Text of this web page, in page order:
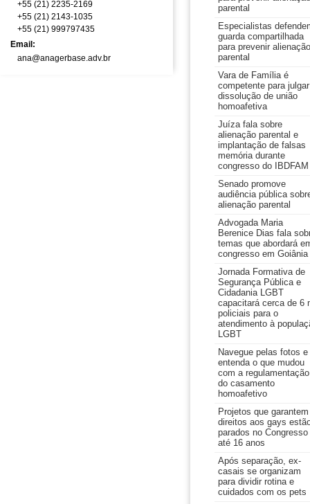
+55 (21) 2235-2169
+55 (21) 2143-1035
+55 (21) 999797435
Email:
ana@anagerbase.adv.br
parental
Especialistas
guarda compartilhada
para prevenir alienação
parental
Vara de Família é
competente para julgar
dissolução de união
homoafetiva
Juíza fala sobre
alienação parental e
implantação de falsas
memória durante
congresso do IBDFAM
Senado promove
audiência pública
alienação parental
Advogada Maria
Berenice Dias fala
temas que abordará
congresso em Goiânia
Jornada Formativa de
Segurança Pública e
Cidadania LGBT
capacitará cerca de 6
policiais para o
atendimento à
LGBT
Navegue pelas fotos e
entenda o que mudou
com a regulamentação
do casamento
homoafetivo
Projetos que garantem
direitos aos gays
parados no Congresso
até 16 anos
Após separação, ex-
casais se organizam
para dividir rotina e
cuidados com os pets